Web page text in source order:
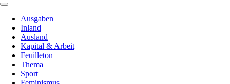
Ausgaben
Inland
Ausland
Kapital & Arbeit
Feuilleton
Thema
Sport